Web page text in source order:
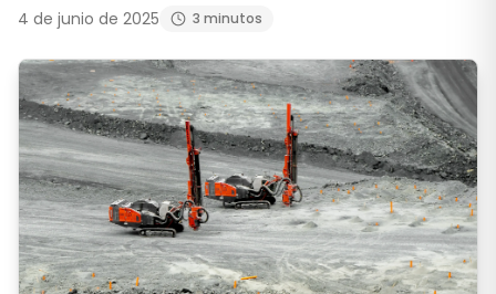
4 de junio de 2025 3 minutos